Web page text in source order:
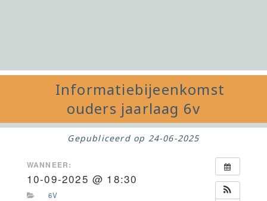
Informatiebijeenkomst
ouders jaarlaag 6v
Gepubliceerd op 24-06-2025
WANNEER:
10-09-2025 @ 18:30
6V